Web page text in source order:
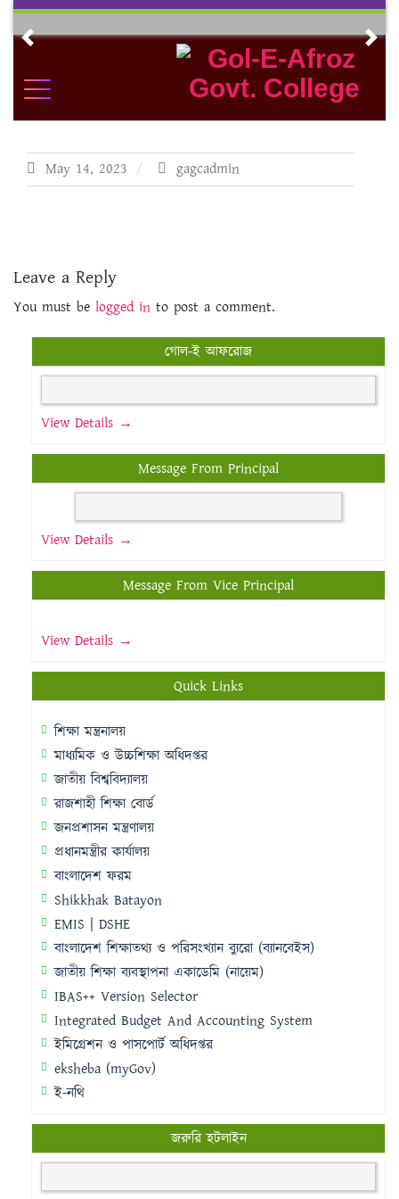
Skip
contentPrevious
May 14, 2023 gagcadmin
Leave a Reply
You must be logged in to post a comment.
গোল-ই আফরোজ
View Details →
Message From Principal
View Details →
Message From Vice Principal
View Details →
Quick Links
শিক্ষা মন্ত্রনালয়
মাধ্যমিক ও উচ্চশিক্ষা অধিদপ্তর
জাতীয় বিশ্ববিদ্যালয়
রাজশাহী শিক্ষা বোর্ড
জনপ্রশাসন মন্ত্রণালয়
প্রধানমন্ত্রীর কার্যালয়
বাংলাদেশ ফরম
Shikkhak Batayon
EMIS | DSHE
বাংলাদেশ শিক্ষাতথ্য ও পরিসংখ্যান ব্যুরো (ব্যানবেইস)
জাতীয় শিক্ষা ব্যবস্থাপনা একাডেমি (নায়েম)
IBAS++ Version Selector
Integrated Budget And Accounting System
ইমিগ্রেশন ও পাসপোর্ট অধিদপ্তর
eksheba (myGov)
ই-নথি
জরুরি হটলাইন